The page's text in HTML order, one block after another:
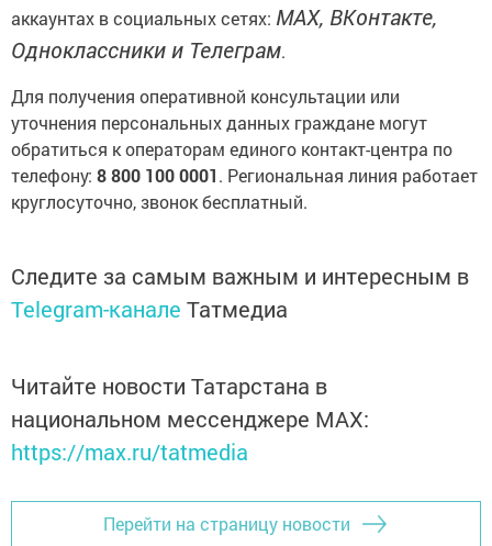
аккаунтах в социальных сетях: MAX, ВКонтакте,
Одноклассники и Телеграм.
Для получения оперативной консультации или
уточнения персональных данных граждане могут
обратиться к операторам единого контакт-центра по
телефону: 8 800 100 0001. Региональная линия работает
круглосуточно, звонок бесплатный.
Следите за самым важным и интересным в
Telegram-канале Татмедиа
Читайте новости Татарстана в
национальном мессенджере MАХ:
https://max.ru/tatmedia
Перейти на страницу новости